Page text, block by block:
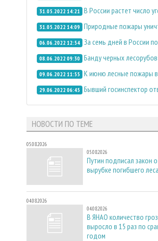
31.05.2022 14:21 В России растет число
31.05.2022 14:09 Природные пожары
06.06.2022 12:54 За семь дней в России
08.06.2022 09:30 Банду черных
09.06.2022 11:55 К июню лесные пожары в
29.06.2022 06:45 Бывший госинспектор
НОВОСТИ ПО ТЕМЕ
05.08.2026
05.08.2026
Путин подписал закон
вырубке погибшего
04.08.2026
04.08.2026
В ЯНАО количество
выросло в 15 раз по
годом